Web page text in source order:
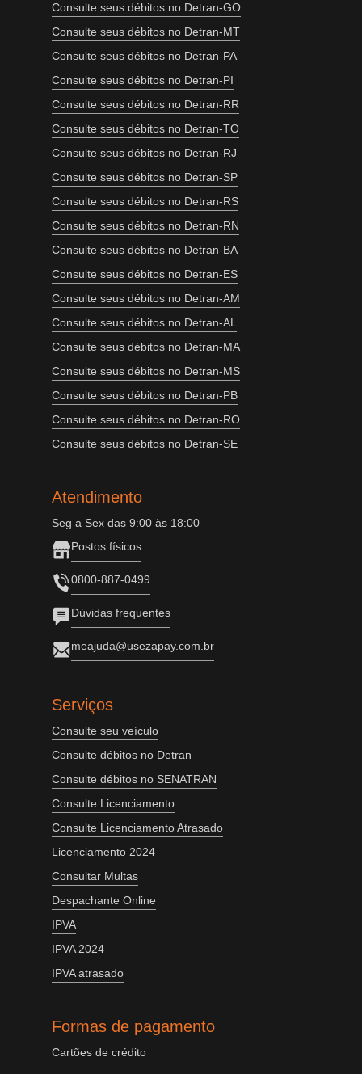
Consulte seus débitos no Detran-GO
Consulte seus débitos no Detran-MT
Consulte seus débitos no Detran-PA
Consulte seus débitos no Detran-PI
Consulte seus débitos no Detran-RR
Consulte seus débitos no Detran-TO
Consulte seus débitos no Detran-RJ
Consulte seus débitos no Detran-SP
Consulte seus débitos no Detran-RS
Consulte seus débitos no Detran-RN
Consulte seus débitos no Detran-BA
Consulte seus débitos no Detran-ES
Consulte seus débitos no Detran-AM
Consulte seus débitos no Detran-AL
Consulte seus débitos no Detran-MA
Consulte seus débitos no Detran-MS
Consulte seus débitos no Detran-PB
Consulte seus débitos no Detran-RO
Consulte seus débitos no Detran-SE
Atendimento
Seg a Sex das 9:00 às 18:00
Postos físicos
0800-887-0499
Dúvidas frequentes
meajuda@usezapay.com.br
Serviços
Consulte seu veículo
Consulte débitos no Detran
Consulte débitos no SENATRAN
Consulte Licenciamento
Consulte Licenciamento Atrasado
Licenciamento 2024
Consultar Multas
Despachante Online
IPVA
IPVA 2024
IPVA atrasado
Formas de pagamento
Cartões de crédito